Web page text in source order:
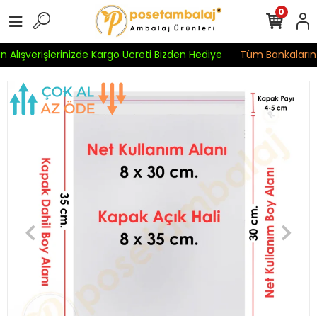
Alışverişlerinizde Kargo Ücreti Bizden Hediye Tüm
0